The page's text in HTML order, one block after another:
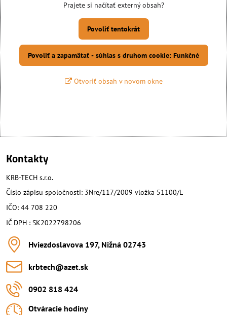
Prajete si načítať externý obsah?
Povoliť tentokrát
Povoliť a zapamätať - súhlas s druhom cookie: Funkčné
Otvoriť obsah v novom okne
Kontakty
KRB-TECH s.r.o.
Číslo zápisu spoločnosti: 3Nre/117/2009 vložka 51100/L
IČO: 44 708 220
IČ DPH : SK2022798206
Hviezdoslavova 197, Nižná 02743
krbtech​@azet​.sk
0902 818 424
Otváracie hodiny